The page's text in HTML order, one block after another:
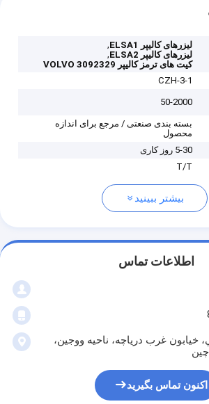
لیزرهای کالیپر ELSA1
,
لیزرهای کالیپر ELSA2
,
کیت های ترمز کالیپر VOLVO 3092329
CZH-3-1
50-2000
بسته بندی صنعتی / مرجع برای اندازه
محصول
5-30 روز کاری
T/T
بیشتر ببینید
اطلاعات تماس
خيابون غرب درياچه، ناحيه ووجين،
اکنون تماس بگیرید